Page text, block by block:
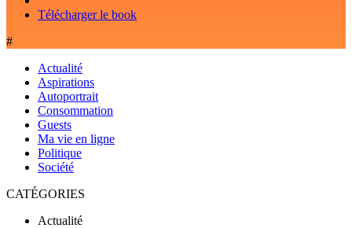
Télécharger le book
#
Actualité
Aspirations
Autoportrait
Consommation
Guests
Ma vie en ligne
Politique
Société
CATÉGORIES
Actualité